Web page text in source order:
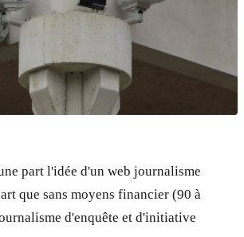
part l'idée d'un web journalisme
que sans moyens financier (90 à
d'enquête et d'initiative